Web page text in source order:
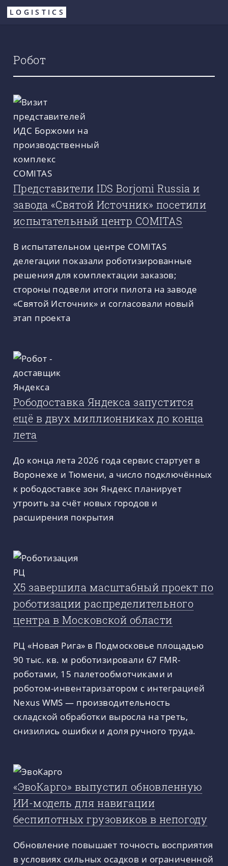
Перейти
LOGISTICS
Робот
Представители IDS Borjomi Russia и
завода «Святой Источник» посетили
испытательный центр COMITAS
В испытательном центре COMITAS
делегации показали роботизированные
решения для комплектации заказов;
стороны подвели итоги пилота на заводе
«Святой Источник» и согласовали новый
этап проекта
Рободоставка Яндекса запустится
ещё в двух миллионниках до конца
лета
До конца лета 2026 года сервис стартует в
Воронеже и Тюмени, а число подключённых
к рободоставке зон Яндекс планирует
утроить за счёт новых городов и
расширения покрытия
X5 завершила масштабный проект по
роботизации распределительного
центра в Московской области
РЦ «Новая Рига» в Подмосковье площадью
90 тыс. кв. м роботизировали 67 FMR-
роботами, 15 палетообмотчиками и
роботом-инвентаризатором с интеграцией
Nexus WMS — производительность
складской обработки выросла на треть,
снизились ошибки и доля ручного труда.
«ЭвоКарго» выпустил обновленную
ИИ-модель для навигации
беспилотных грузовиков в непогоду
Обновление повышает точность восприятия
в условиях сильных осадков и ограниченной